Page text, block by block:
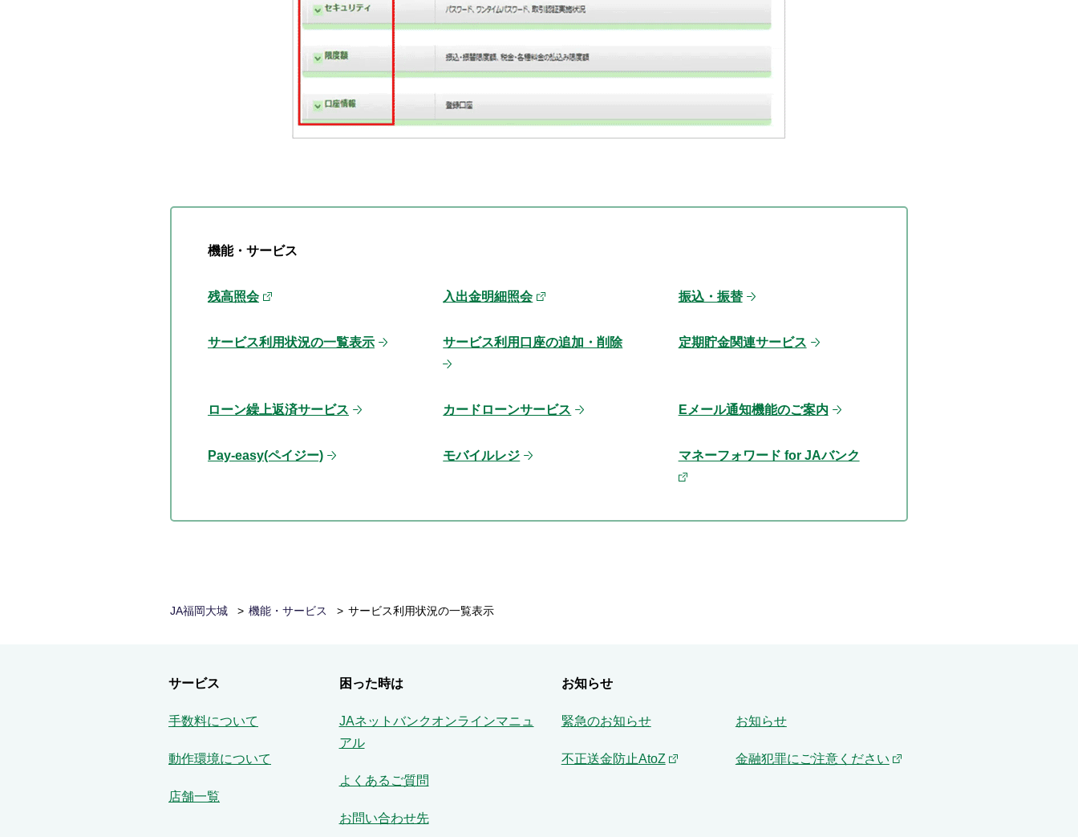
機能・サービス
残高照会 入出金明細照会 振込・振替
サービス利用状況の一覧表示 サービス利用口座の追加・削除 定期貯金関連サービス
ローン繰上返済サービス カードローンサービス Eメール通知機能のご案内
Pay-easy(ペイジー) モバイルレジ マネーフォワード for JAバンク
JA福岡大城 機能・サービス サービス利用状況の一覧表示
サービス
手数料について
動作環境について
店舗一覧
困った時は
JAネットバンクオンラインマニュ
アル
よくあるご質問
お問い合わせ先
お知らせ
緊急のお知らせ お知らせ
不正送金防止AtoZ 金融犯罪にご注意ください